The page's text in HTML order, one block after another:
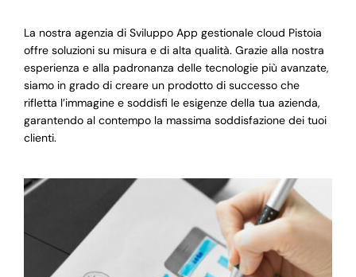
La nostra agenzia di Sviluppo App gestionale cloud Pistoia
offre soluzioni su misura e di alta qualità. Grazie alla nostra
esperienza e alla padronanza delle tecnologie più avanzate,
siamo in grado di creare un prodotto di successo che
rifletta l’immagine e soddisfi le esigenze della tua azienda,
garantendo al contempo la massima soddisfazione dei tuoi
clienti.